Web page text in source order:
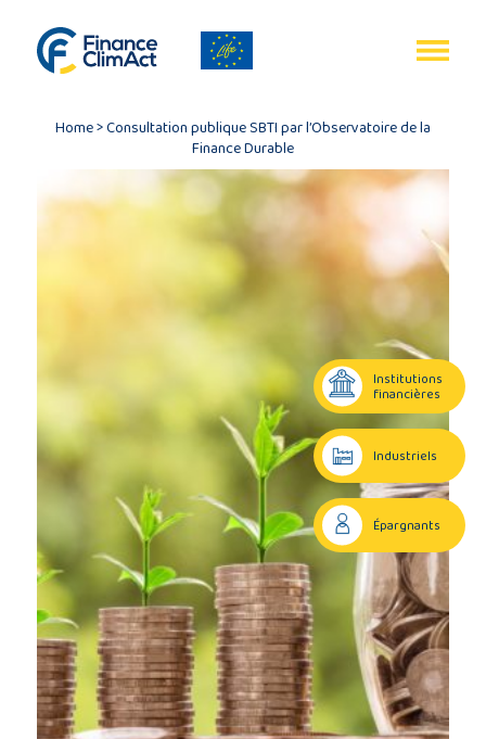
Accueil
programme
Publications
Description
projet
Membres
consortium
Home>Consultation publique SBTI par l’Observatoire de la
Finance Durable
Institutions
financières
Industriels
Épargnants